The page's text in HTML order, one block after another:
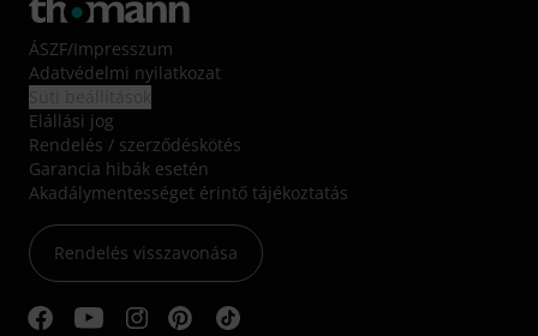
ÁSZF/Impresszum
Adatvédelmi nyilatkozat
Elállási jog
Rendelés / szerződéskötés
Garancia hibák esetén
Akadálymentességet érintő tájékoztatás
Rendelés visszavonása